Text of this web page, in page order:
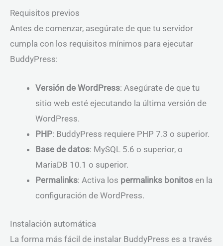
Requisitos previos
Antes de comenzar, asegúrate de que tu servidor
cumpla con los requisitos mínimos para ejecutar
BuddyPress:
Versión de WordPress: Asegúrate de que tu
sitio web esté ejecutando la última versión de
WordPress.
PHP: BuddyPress requiere PHP 7.3 o superior.
Base de datos: MySQL 5.6 o superior, o
MariaDB 10.1 o superior.
Permalinks: Activa los permalinks bonitos en la
configuración de WordPress.
Instalación automática
La forma más fácil de instalar BuddyPress es a través